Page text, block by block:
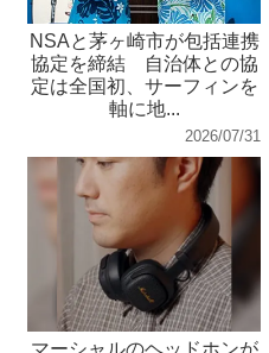
NSAと茅ヶ崎市が包括連携
協定を締結 自治体との協
定は全国初、サーフィンを
軸に地...
2026/07/31
マーシャルのヘッドホンが